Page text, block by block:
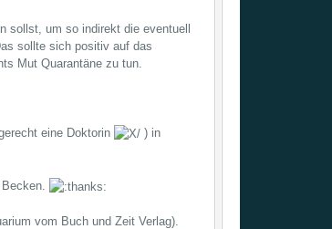
sollst, um so indirekt die eventuell
sollte sich positiv auf das
Mut Quarantäne zu tun.
eine Doktorin
) in
vom Buch und Zeit Verlag).